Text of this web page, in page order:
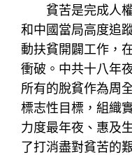
貧苦是完成人權
和中國當局高度追
動扶貧開闢工作，
衝破。中共十八年
所有的脫貧作為周
標志性目標，組織
力度最年夜、惠及
了打消盡對貧苦的